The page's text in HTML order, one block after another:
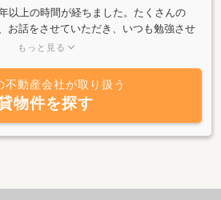
以上の時間が経ちました。たくさんの
お話をさせていただき、いつも勉強させ
出会いが、私の人生の豊かさに繋がると
もっと見る
不動産会社が取り扱う
物件を探す